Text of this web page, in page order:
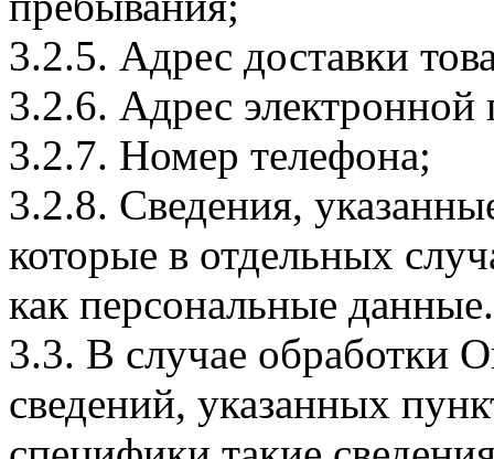
3.2.5. Адрес доставки
3.2.6. Адрес электронной
3.2.7. Номер телефона;
3.2.8. Сведения,
которые в отдельных
как персональные данные.
3.3. В случае обработки
сведений, указанных